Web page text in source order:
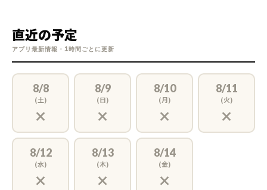
直近の予定
アプリ最新情報・1時間ごとに更新
8/8
(土)
×
8/9
(日)
×
8/10
(月)
×
8/11
(火)
×
8/12
(水)
×
8/13
(木)
×
8/14
(金)
×